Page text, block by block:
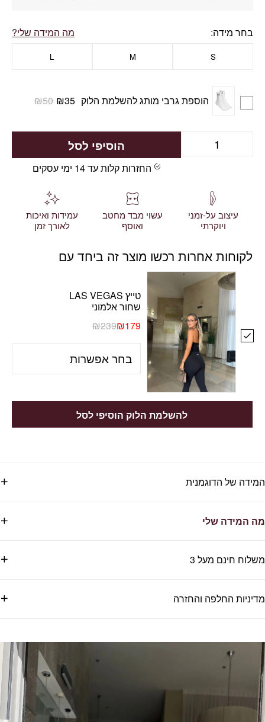
בחר מידה מה המידה שלי?
S
M
L
הוספת גרבי מותג להשלמת הלוק ₪50 ₪35
הוסיפי לסל
החזרות קלות עד 14 ימי עסקים
עיצוב על-זמני
ויוקרתי
עשוי מבד מחטב
ואוסף
עמידות ואיכות
לאורך זמן
לקוחות אחרות רכשו מוצר זה ביחד עם
טייץ LAS VEGAS
שחור אלמוני
₪239₪179
להשלמת הלוק הוסיפי לסל
המידה של הדוגמנית
מה המידה שלי
משלוח חינם מעל 3
מדיניות החלפה והחזרה